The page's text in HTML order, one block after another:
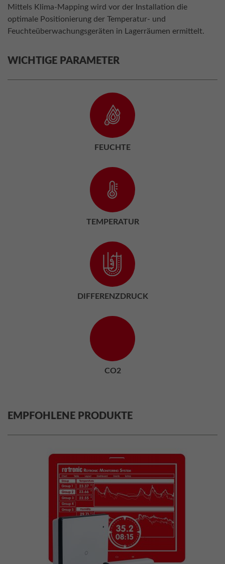
Mittels Klima-Mapping wird vor der Installation die
optimale Positionierung der Temperatur- und
Feuchteüberwachungsgeräten in Lagerräumen ermittelt.
WICHTIGE PARAMETER
FEUCHTE
TEMPERATUR
DIFFERENZDRUCK
CO2
EMPFOHLENE PRODUKTE